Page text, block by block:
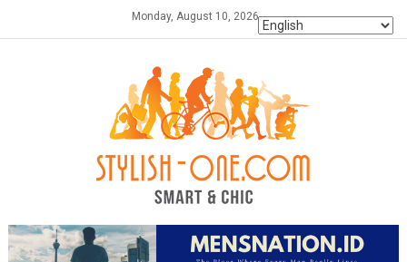
Monday, August 10, 2026